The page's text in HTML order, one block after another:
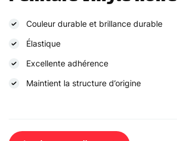
Couleur durable et brillance durable
Élastique
Excellente adhérence
Maintient la structure d’origine